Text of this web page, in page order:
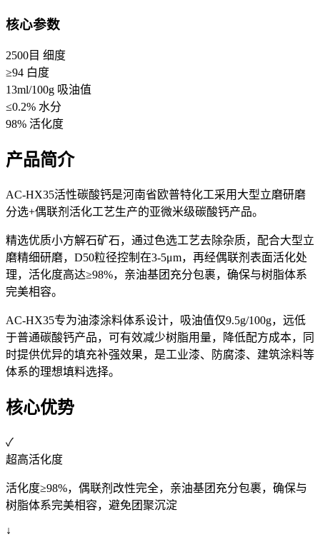
核心参数
2500目 细度
≥94 白度
13ml/100g 吸油值
≤0.2% 水分
98% 活化度
产品简介
AC-HX35活性碳酸钙是河南省欧普特化工采用大型立磨研磨
分选+偶联剂活化工艺生产的亚微米级碳酸钙产品。
精选优质小方解石矿石，通过色选工艺去除杂质，配合大型立
磨精细研磨，D50粒径控制在3-5μm，再经偶联剂表面活化处
理，活化度高达≥98%，亲油基团充分包裹，确保与树脂体系
完美相容。
AC-HX35专为油漆涂料体系设计，吸油值仅9.5g/100g，远低
于普通碳酸钙产品，可有效减少树脂用量，降低配方成本，同
时提供优异的填充补强效果，是工业漆、防腐漆、建筑涂料等
体系的理想填料选择。
核心优势
✓
超高活化度
活化度≥98%，偶联剂改性完全，亲油基团充分包裹，确保与
树脂体系完美相容，避免团聚沉淀
↓